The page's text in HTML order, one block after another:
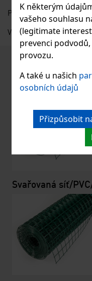
K některým
vašeho souhlasu
(legitimate
prevenci
provozu.
A také u našich
osobních údajů
Přizpůsobit
Pozor: výrobek má ostré
Výrobce: SIKR, s.r.o.,
Podobné produkty
Svařovaná síť/
Svařovaná síť/